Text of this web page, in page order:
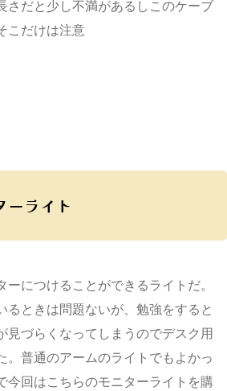
さだと少し不満があるしこのケーブ
こだけは注意
ライト
につけることができるライトだ。
るときは問題ないが、勉強をすると
見づらくなってしまうのでデスク用
。普通のアームのライトでもよかっ
今回はこちらのモニターライトを購